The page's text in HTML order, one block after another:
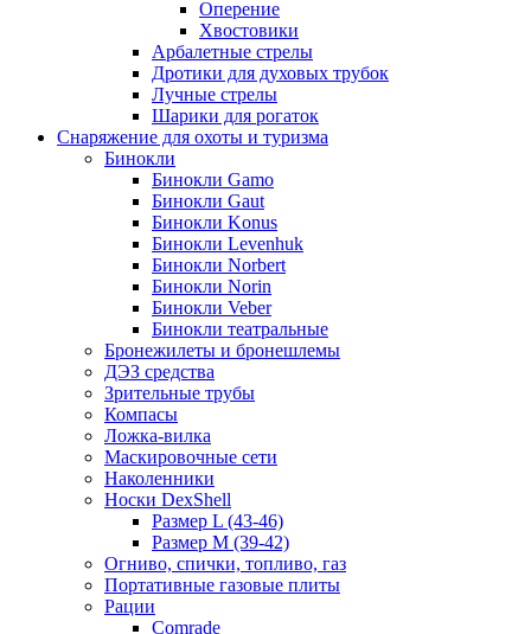
Оперение
Хвостовики
Арбалетные стрелы
Дротики для духовых трубок
Лучные стрелы
Шарики для рогаток
Снаряжение для охоты и туризма
Бинокли
Бинокли Gamo
Бинокли Gaut
Бинокли Konus
Бинокли Levenhuk
Бинокли Norbert
Бинокли Norin
Бинокли Veber
Бинокли театральные
Бронежилеты и бронешлемы
ДЭЗ средства
Зрительные трубы
Компасы
Ложка-вилка
Маскировочные сети
Наколенники
Носки DexShell
Размер L (43-46)
Размер M (39-42)
Огниво, спички, топливо, газ
Портативные газовые плиты
Рации
Comrade